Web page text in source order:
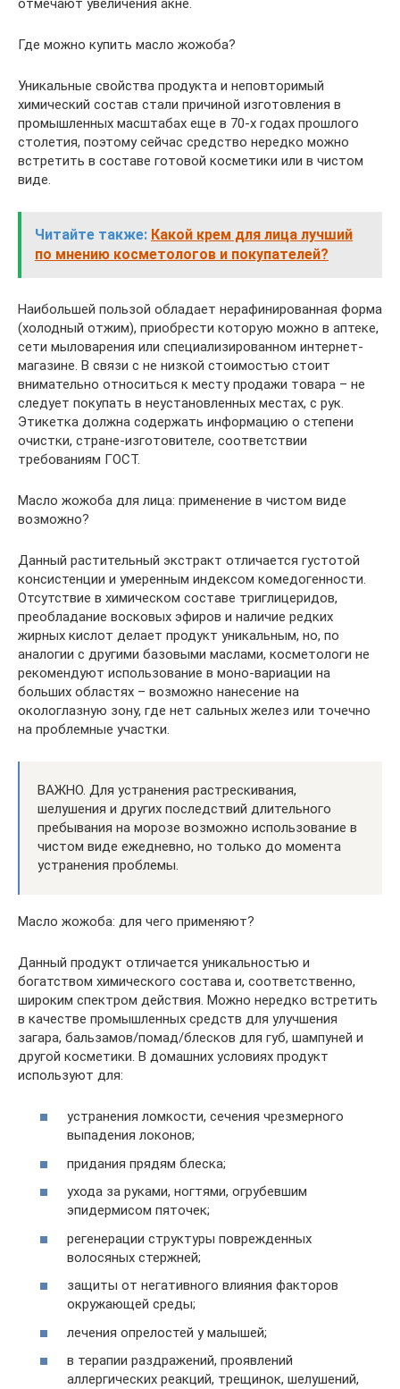
отмечают увеличения акне.
Где можно купить масло жожоба?
Уникальные свойства продукта и неповторимый
химический состав стали причиной изготовления в
промышленных масштабах еще в 70-х годах прошлого
столетия, поэтому сейчас средство нередко можно
встретить в составе готовой косметики или в чистом
виде.
Читайте также: Какой крем для лица лучший
по мнению косметологов и покупателей?
Наибольшей пользой обладает нерафинированная форма
(холодный отжим), приобрести которую можно в аптеке,
сети мыловарения или специализированном интернет-
магазине. В связи с не низкой стоимостью стоит
внимательно относиться к месту продажи товара – не
следует покупать в неустановленных местах, с рук.
Этикетка должна содержать информацию о степени
очистки, стране-изготовителе, соответствии
требованиям ГОСТ.
Масло жожоба для лица: применение в чистом виде
возможно?
Данный растительный экстракт отличается густотой
консистенции и умеренным индексом комедогенности.
Отсутствие в химическом составе триглицеридов,
преобладание восковых эфиров и наличие редких
жирных кислот делает продукт уникальным, но, по
аналогии с другими базовыми маслами, косметологи не
рекомендуют использование в моно-вариации на
больших областях – возможно нанесение на
окологлазную зону, где нет сальных желез или точечно
на проблемные участки.
ВАЖНО. Для устранения растрескивания,
шелушения и других последствий длительного
пребывания на морозе возможно использование в
чистом виде ежедневно, но только до момента
устранения проблемы.
Масло жожоба: для чего применяют?
Данный продукт отличается уникальностью и
богатством химического состава и, соответственно,
широким спектром действия. Можно нередко встретить
в качестве промышленных средств для улучшения
загара, бальзамов/помад/блесков для губ, шампуней и
другой косметики. В домашних условиях продукт
используют для:
устранения ломкости, сечения чрезмерного
выпадения локонов;
придания прядям блеска;
ухода за руками, ногтями, огрубевшим
эпидермисом пяточек;
регенерации структуры поврежденных
волосяных стержней;
защиты от негативного влияния факторов
окружающей среды;
лечения опрелостей у малышей;
в терапии раздражений, проявлений
аллергических реакций, трещинок, шелушений,